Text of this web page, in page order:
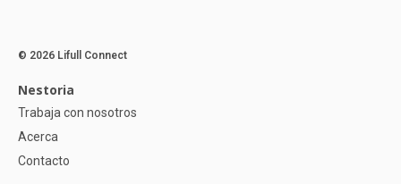
© 2026 Lifull Connect
Nestoria
Trabaja con nosotros
Acerca
Contacto